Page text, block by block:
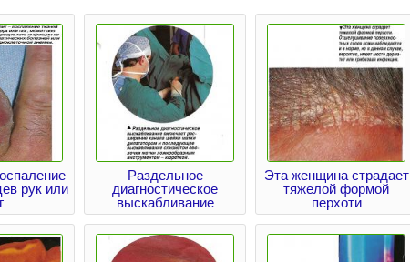
рук или
Раздельное
диагностическое
выскабливание
Эта женщина страдает
тяжелой формой
перхоти